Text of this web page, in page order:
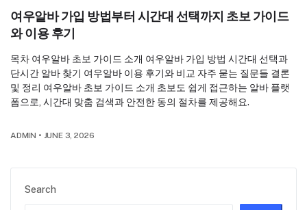
Search
여우알바 가입 방법부터 시간대 선택까지 초보 가이드
와 이용 후기
목차 여우알바 초보 가이드 소개 여우알바 가입 방법 시간대 선택과
단시간 알바 찾기 여우알바 이용 후기와 비교 자주 묻는 질문들 결론
및 정리 여우알바 초보 가이드 소개 초보도 쉽게 접근하는 알바 플랫
폼으로, 시간대 맞춤 검색과 안전한 동의 절차를 제공해요.
ADMIN • JUNE 3, 2026